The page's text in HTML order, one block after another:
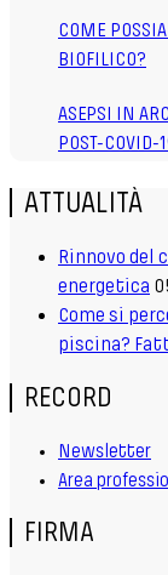
COME
BIOFILICO?
ASEPSI IN
POST-COVID-
ATTUALITÀ
Rinnovo del
energetica
Come si
piscina?
RECORD
Newsletter
Area
FIRMA